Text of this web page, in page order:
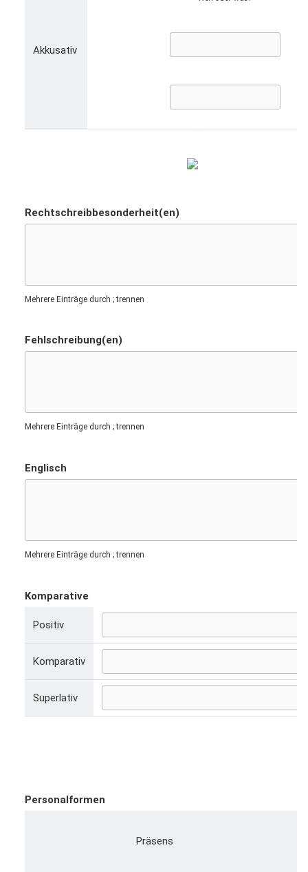
Akkusativ
Rechtschreibbesonderheit(en)
Mehrere Einträge durch ; trennen
Fehlschreibung(en)
Mehrere Einträge durch ; trennen
Englisch
Mehrere Einträge durch ; trennen
Komparative
Positiv
Komparativ
Superlativ
Personalformen
Präsens